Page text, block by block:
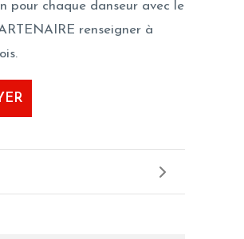
pour chaque danseur avec le
renseigner à